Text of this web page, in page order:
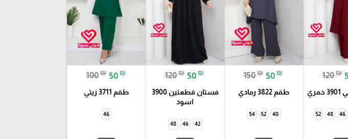
120₪
46
48
52
150₪ 50 ₪
طقم 3822 رمادي
40
52
54
120₪ 50 ₪
فستان قطعتين 3900
اسود
42
46
48
100₪ 50 ₪
طقم 3711 زيتي
46